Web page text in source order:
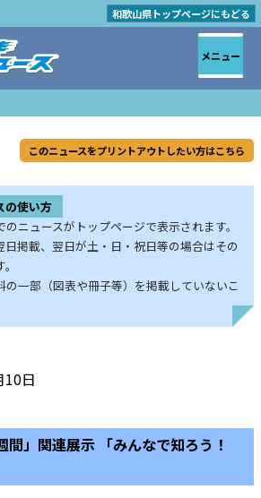
和歌山県トップページにもどる
このニュースをプリントアウトしたい方はこちら
の使い方
ニュースがトップページで表示されます。
掲載、翌日が土・日・祝日等の場合はその
の一部（図表や冊子等）を掲載していないこ
日
間」関連展示 「みんなで知ろう！
メニュー